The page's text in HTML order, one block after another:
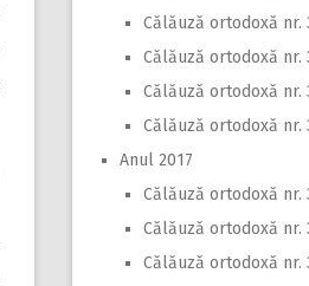
Călăuză ortodoxă nr.
Călăuză ortodoxă nr.
Călăuză ortodoxă nr.
Călăuză ortodoxă nr.
Anul 2017
Călăuză ortodoxă nr.
Călăuză ortodoxă nr.
Călăuză ortodoxă nr.